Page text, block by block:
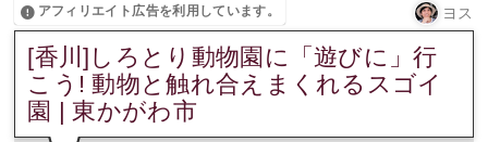
アフィリエイト広告を利用しています。 ヨス
[香川]しろとり動物園に「遊びに」行
こう! 動物と触れ合えまくれるスゴイ
園 | 東かがわ市